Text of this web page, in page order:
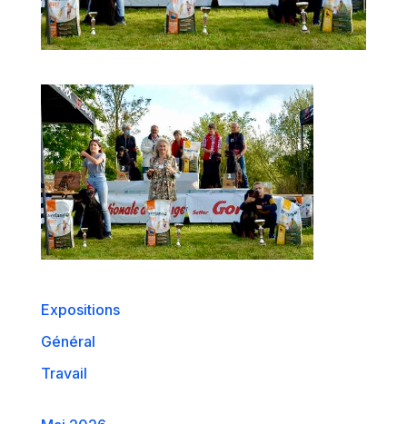
Expositions
Général
Travail